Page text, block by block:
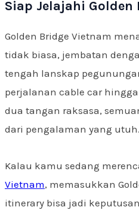
Siap Jelajahi Golden
Golden Bridge Vietnam
tidak biasa, jembatan
tengah lanskap
perjalanan cable car
dua tangan raksasa,
dari pengalaman yang utuh.
Kalau kamu sedang
Vietnam, memasukkan
itinerary bisa jadi